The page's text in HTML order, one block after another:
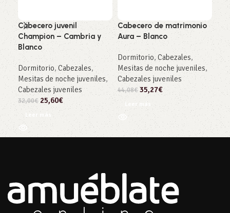
Cabecero juvenil
Champion – Cambria y
Blanco
Dormitorio,Cabezales,
Mesitas de noche juveniles,
Cabezales juveniles
32,00€ 25,60€
Leer más
Cabecero de matrimonio
Aura – Blanco
Dormitorio,Cabezales,
Mesitas de noche juveniles,
Cabezales juveniles
44,08€35,27€
Leer más